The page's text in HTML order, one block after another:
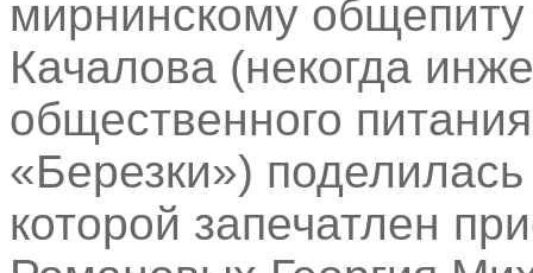
мирнинскому
Качалова (некогда
общественного
«Березки»)
которой запечатлен